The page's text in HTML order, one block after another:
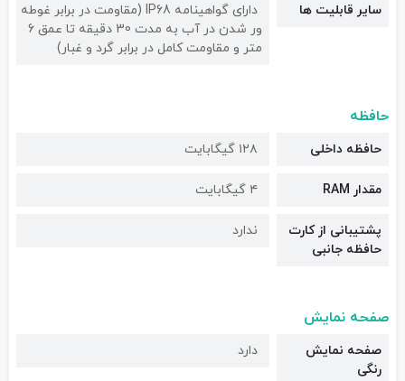
سایر قابلیت ها
دارای گواهینامه IP68 (مقاومت در برابر غوطه
ور شدن در آب به مدت 30 دقیقه تا عمق 6
متر و مقاومت کامل در برابر گرد و غبار)
حافظه
حافظه داخلی ۱۲۸ گیگابایت
مقدار RAM ۴ گیگابایت
پشتیبانی از کارت
حافظه جانبی
ندارد
صفحه نمایش
صفحه نمایش
رنگی
دارد